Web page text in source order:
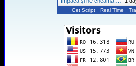
Get Script Real Time